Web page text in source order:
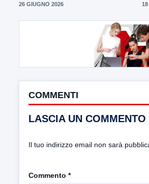
26 GIUGNO 2026
COMMENTI
LASCIA UN COMMENTO
Il tuo indirizzo email non sarà
Commento *